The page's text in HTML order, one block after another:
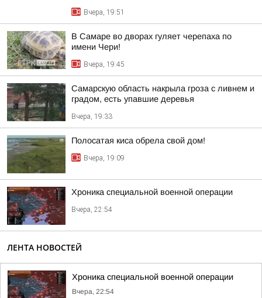
Вчера, 19:51
В Самаре во дворах гуляет черепаха по
имени Чери!
Вчера, 19:45
Самарскую область накрыла гроза с ливнем и
градом, есть упавшие деревья
Вчера, 19:33
Полосатая киса обрела свой дом!
Вчера, 19:09
Хроника специальной военной операции
Вчера, 22:54
ЛЕНТА НОВОСТЕЙ
Хроника специальной военной операции
Вчера, 22:54